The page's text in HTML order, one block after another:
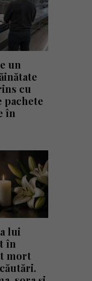
un
cu
pachete
în
lui
în
mort